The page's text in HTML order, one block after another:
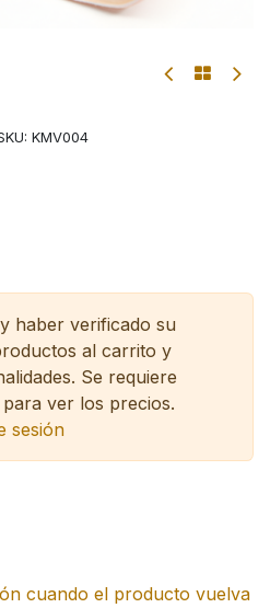
KMV004
haber verificado su
al carrito y
Se requiere
ver los precios.
sesión
cuando el producto vuelva